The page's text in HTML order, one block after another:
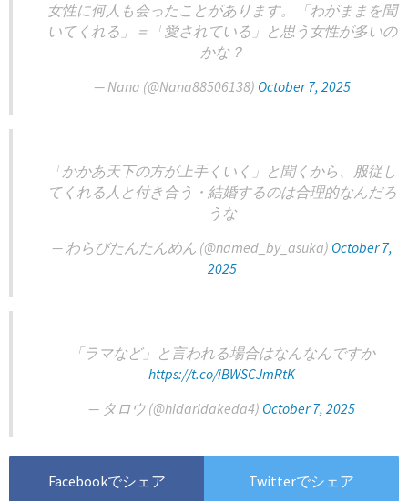
女性に何人も会ったことがあります。「わがままを聞
いてくれる」＝「愛されている」と思う女性が多いの
かな？
— Nana (@Nana88506138) October 7, 2025
「かかあ天下の方が上手くいく」と聞くから、服従し
てくれる人と付き合う・結婚するのは合理的なんだろ
うな
— ︎わらびたんたんめん (@named_by_asuka) October 7,
2025
「ラマなど」と言われる場合はなんなんですか
https://t.co/iBWSCJmRtK
— タロウ (@hidaridakeda4) October 7, 2025
Facebookでシェア Twitterでシェア